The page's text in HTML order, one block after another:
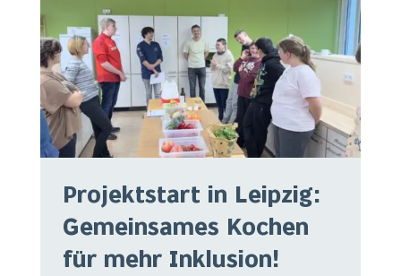
Projektstart in Leipzig:
Gemeinsames Kochen
für mehr Inklusion!